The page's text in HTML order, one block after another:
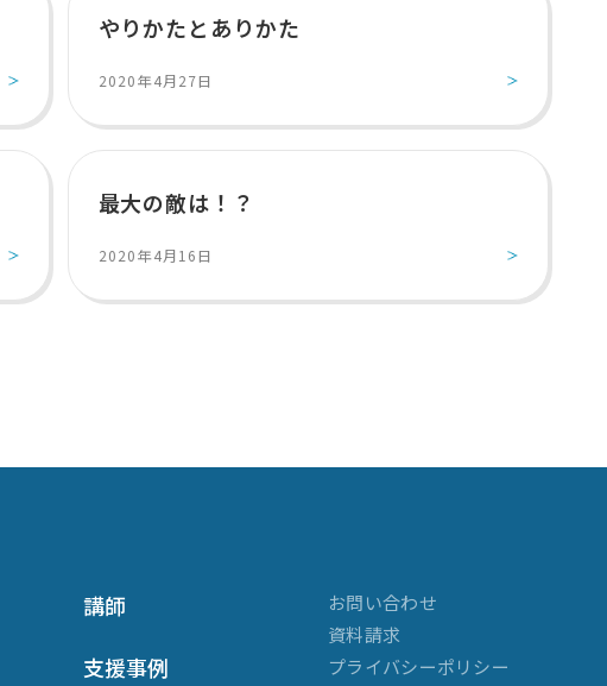
やりかたとありかた
2020年4月27日
最大の敵は！？
2020年4月16日
講師
支援事例
お問い合わせ
資料請求
プライバシーポリシー